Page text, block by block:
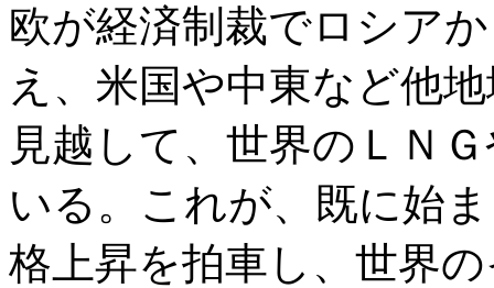
欧が経済制裁でロシア
え、米国や中東など他
見越して、世界のＬＮ
いる。これが、既に始
格上昇を拍車し、世界